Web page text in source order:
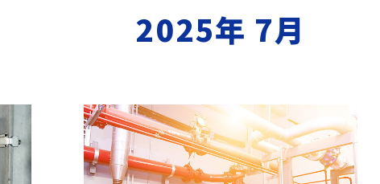
2025年 7月